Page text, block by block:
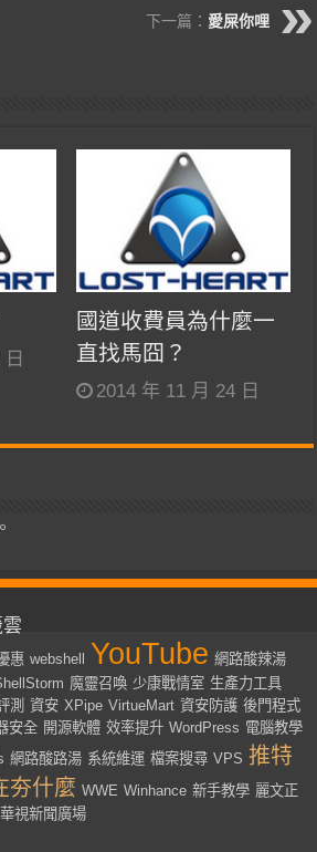
下一篇： 愛屎你哩
國道收費員為什麼一
直找馬囧？
2014 年 11 月 24 日
惠 webshell YouTube 網路酸辣湯
魔靈召喚 少康戰情室 生產力工具
測 資安 XPipe VirtueMart 資安防護 後門程式
安全 開源軟體 效率提升 WordPress 電腦教學
網路酸路湯 系統維運 檔案搜尋 VPS 推特
夯什麼 WWE Winhance 新手教學 麗文正
華視新聞廣場